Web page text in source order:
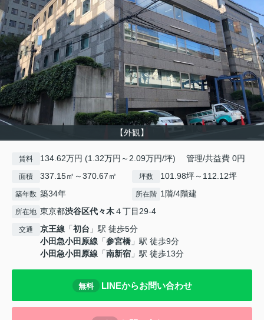
【外観】
賃料 134.62万円 (1.32万円～2.09万円/坪) 管理/共益費 0円
面積 337.15㎡～370.67㎡ 坪数 101.98坪～112.12坪
築年数 築34年 所在階 1階/4階建
所在地 東京都渋谷区代々木４丁目29-4
交通 京王線 「初台 」駅 徒歩5分
小田急小田原線 「参宮橋 」駅 徒歩9分
小田急小田原線 「南新宿 」駅 徒歩13分
無料 LINEからお問い合わせ